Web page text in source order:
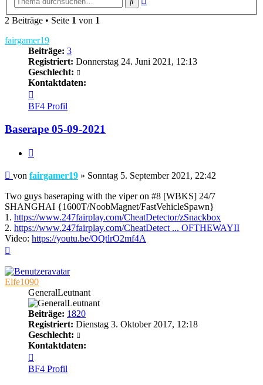
2 Beiträge • Seite 1 von 1
fairgamer19
Beiträge: 3
Registriert: Donnerstag 24. Juni 2021, 12:13
Geschlecht:
Kontaktdaten:
von
fairgamer19
BF4 Profil
Baserape 05-09-2021
Beitrag
von fairgamer19 » Sonntag 5. September 2021, 22:42
Two guys baseraping with the viper on #8 [WBKS] 24/7
SHANGHAI {1600T/NoobMagnet/FastVehicleSpawn}
1. https://www.247fairplay.com/CheatDetector/zSnackbox
2. https://www.247fairplay.com/CheatDetect ... OFTHEWAYII
Video: https://youtu.be/OQtlrO2mf4A
Elfe1090
GeneralLeutnant
Beiträge: 1820
Registriert: Dienstag 3. Oktober 2017, 12:18
Geschlecht:
Kontaktdaten:
von
Elfe1090
BF4 Profil